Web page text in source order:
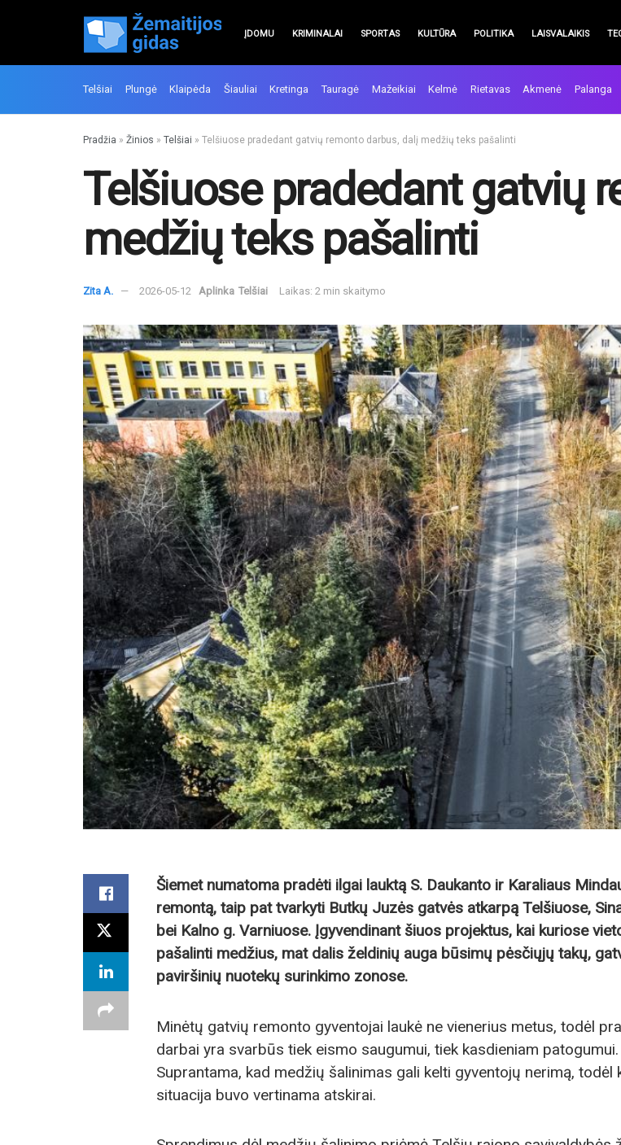
ĮDOMU KRIMINALAI SPORTAS KULTŪRA POLITIKA LAISVALAIKIS
Telšiai Plungė Klaipėda Šiauliai Kretinga Tauragė Mažeikiai Kelmė Rietavas Akmenė Palanga
Pradžia » Žinios » Telšiai » Telšiuose pradedant gatvių remonto darbus, dalį medžių teks pašalinti
Telšiuose pradedant gatvių
medžių teks pašalinti
Zita A. 2026-05-12 Aplinka Telšiai Laikas: 2 min skaitymo
Šiemet numatoma pradėti ilgai lauktą S. Daukanto ir Karaliaus
remontą, taip pat tvarkyti Butkų Juzės gatvės atkarpą Telšiuose,
bei Kalno g. Varniuose. Įgyvendinant šiuos projektus, kai kuriose
pašalinti medžius, mat dalis želdinių auga būsimų pėsčiųjų takų,
paviršinių nuotekų surinkimo zonose.
Minėtų gatvių remonto gyventojai laukė ne vienerius metus, todėl
darbai yra svarbūs tiek eismo saugumui, tiek kasdieniam patogumui.
Suprantama, kad medžių šalinimas gali kelti gyventojų nerimą, todėl
situacija buvo vertinama atskirai.